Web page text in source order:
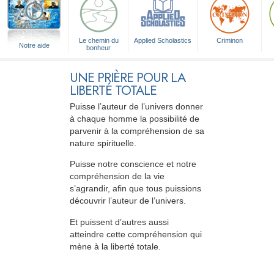
Notre aide
Le chemin du
bonheur
Applied Scholastics Criminon
UNE PRIÈRE POUR LA
LIBERTÉ TOTALE
Puisse l’auteur de l’univers donner
à chaque homme la possibilité de
parvenir à la compréhension de sa
nature spirituelle.
Puisse notre conscience et notre
compréhension de la vie
s’agrandir, afin que tous puissions
découvrir l’auteur de l’univers.
Et puissent d’autres aussi
atteindre cette compréhension qui
mène à la liberté totale.